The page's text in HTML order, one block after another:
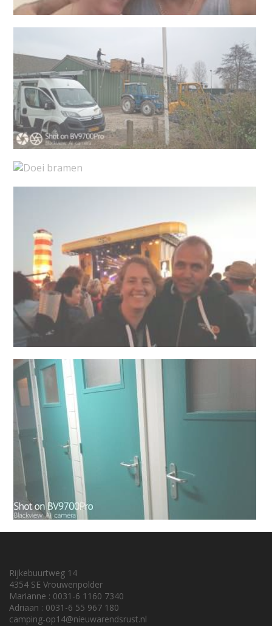
Rijkebuurtweg 14
4354 SE Vrouwenpolder
Marianne : 0031-6 1160 7340
Adriaan : 0031-6 55 967 180
camping-op14@nieuwarendsrust.nl